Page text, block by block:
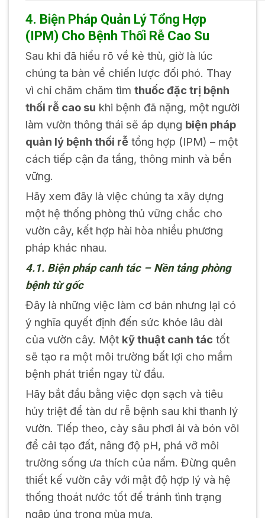
4. Biện Pháp Quản Lý Tổng Hợp
(IPM) Cho Bệnh Thối Rễ Cao Su
Sau khi đã hiểu rõ về kẻ thù, giờ là lúc
chúng ta bàn về chiến lược đối phó. Thay
vì chỉ chăm chăm tìm thuốc đặc trị bệnh
thối rễ cao su khi bệnh đã nặng, một người
làm vườn thông thái sẽ áp dụng biện pháp
quản lý bệnh thối rễtổng hợp (IPM) – một
cách tiếp cận đa tầng, thông minh và bền
vững.
Hãy xem đây là việc chúng ta xây dựng
một hệ thống phòng thủ vững chắc cho
vườn cây, kết hợp hài hòa nhiều phương
pháp khác nhau.
4.1. Biện pháp canh tác – Nền tảng phòng
bệnh từ gốc
Đây là những việc làm cơ bản nhưng lại có
ý nghĩa quyết định đến sức khỏe lâu dài
của vườn cây. Một kỹ thuật canh tác tốt
sẽ tạo ra một môi trường bất lợi cho mầm
bệnh phát triển ngay từ đầu.
Hãy bắt đầu bằng việc dọn sạch và tiêu
hủy triệt để tàn dư rễ bệnh sau khi thanh lý
vườn. Tiếp theo, cày sâu phơi ải và bón vôi
để cải tạo đất, nâng độ pH, phá vỡ môi
trường sống ưa thích của nấm. Đừng quên
thiết kế vườn cây với mật độ hợp lý và hệ
thống thoát nước tốt để tránh tình trạng
ngập úng trong mùa mưa.